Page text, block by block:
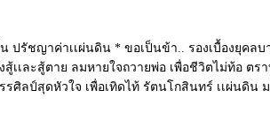
น ปรัชญาค่าเเผ่นดิน * ขอเป็นข้า.. รองเบื้องยุค
เละสู้ตาย ลมหายใจถวายพ่อ เพื่อชีวิตไม่ท้อ ต
ศิลป์สุดหัวใจ เพื่อเทิดไท้ รัตนโกสินทร์ เเผ่นดิน